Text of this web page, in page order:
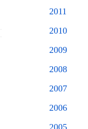
2011
2010
2009
2008
2007
2006
2005